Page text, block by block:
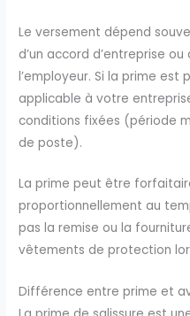
Le versement dépend
d’un accord d’entreprise
l’employeur. Si la prime est
applicable à votre
conditions fixées (période
de poste).
La prime peut être
proportionnellement au
pas la remise ou la
vêtements de protection
Différence entre prime et